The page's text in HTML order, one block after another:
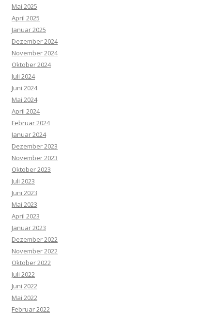
Mai 2025
April 2025
Januar 2025
Dezember 2024
November 2024
Oktober 2024
Juli 2024
Juni 2024
Mai 2024
April 2024
Februar 2024
Januar 2024
Dezember 2023
November 2023
Oktober 2023
Juli 2023
Juni 2023
Mai 2023
April 2023
Januar 2023
Dezember 2022
November 2022
Oktober 2022
Juli 2022
Juni 2022
Mai 2022
Februar 2022